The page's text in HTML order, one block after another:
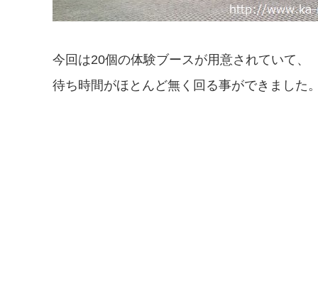
今回は20個の体験ブースが用意されていて、
待ち時間がほとんど無く回る事ができました